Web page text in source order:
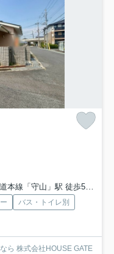
本線「守山」駅 徒歩55分
バス・トイレ別
ら 株式会社HOUSE GATE